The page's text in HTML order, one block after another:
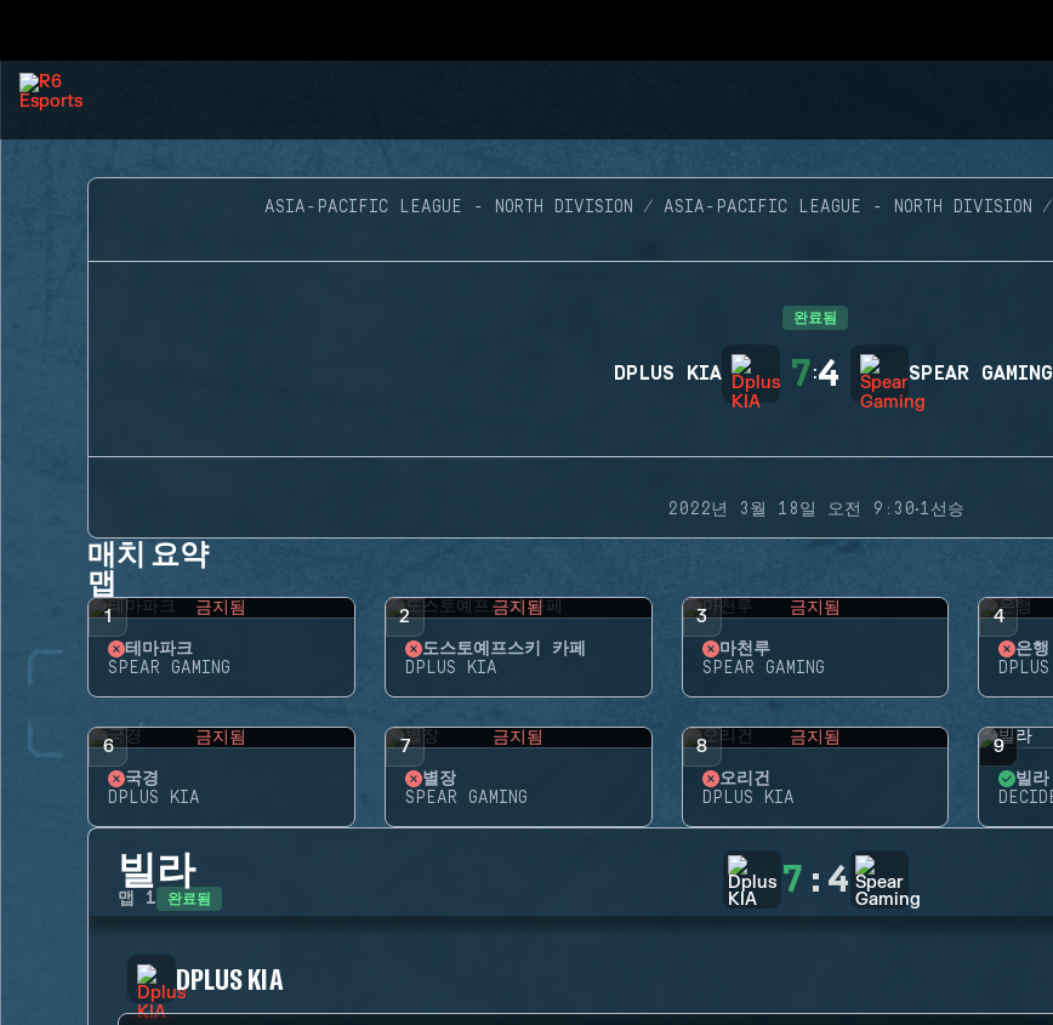
ASIA-PACIFIC LEAGUE - NORTH DIVISION ASIA-PACIFIC LEAGUE - NORTH DIVISION
완료됨
DPLUS KIA 7:4 SPEAR GAMING
2022년 3월 18일 오전 9:30·1선승
매치 요약
맵
1 금지됨
테마파크
SPEAR GAMING
2 금지됨
도스토예프스키 카페
DPLUS KIA
3 금지됨
마천루
SPEAR GAMING
4
은행
6 금지됨
국경
DPLUS KIA
7 금지됨
별장
SPEAR GAMING
8 금지됨
오리건
DPLUS KIA
9
빌라
빌라
맵 1 완료됨 7 : 4
DPLUS KIA